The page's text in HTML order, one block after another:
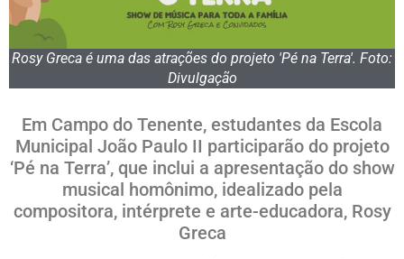
Rosy Greca é uma das atrações do projeto 'Pé na Terra'. Foto:
Divulgação
Em Campo do Tenente, estudantes da Escola
Municipal João Paulo II participarão do projeto
‘Pé na Terra’, que inclui a apresentação do show
musical homônimo, idealizado pela
compositora, intérprete e arte-educadora, Rosy
Greca